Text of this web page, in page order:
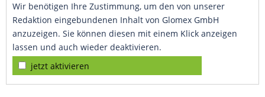
Wir benötigen Ihre Zustimmung, um den von unserer
Redaktion eingebundenen Inhalt von Glomex GmbH
anzuzeigen. Sie können diesen mit einem Klick anzeigen
lassen und auch wieder deaktivieren.
jetzt aktivieren